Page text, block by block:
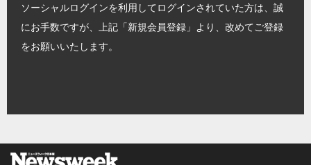
ソーシャルログインを利用してログインされていた方は、誠
にお手数ですが、上記「新規会員登録」より、改めてご登録
をお願いいたします。